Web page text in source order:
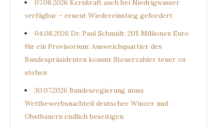
07.08.2026 Kernkraft auch bei Niedrigwasser
verfügbar – erneut Wiedereinstieg gefordert
04.08.2026 Dr. Paul Schmidt: 205 Millionen Euro
für ein Provisorium: Ausweichquartier des
Bundespräsidenten kommt Steuerzahler teuer zu
stehen
30.07.2026 Bundesregierung muss
Wettbewerbsnachteil deutscher Winzer und
Obstbauern endlich beseitigen